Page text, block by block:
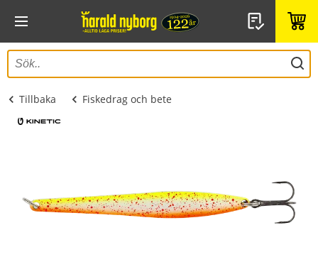
Tillbaka Fiskedrag och bete